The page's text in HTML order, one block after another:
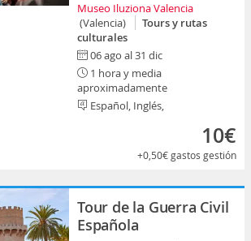
Museo Iluziona Valencia
(Valencia)
Tours y rutas
culturales
06 ago al 31 dic
1 hora y media
aproximadamente
Español, Inglés,
10€
+0,50€gastos gestión
Tour de la Guerra Civil
Española